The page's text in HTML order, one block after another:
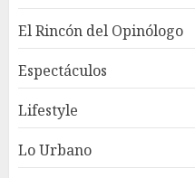
El Rincón del Opinólogo
Espectáculos
Lifestyle
Lo Urbano